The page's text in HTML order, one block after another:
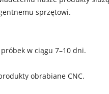
sprzętowi.
w ciągu 7–10 dni.
obrabiane CNC.